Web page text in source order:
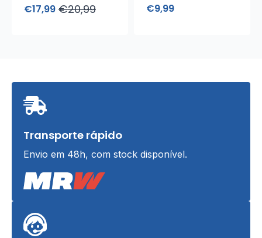
€20,99
O
€17,99
O
Elegante
€9,99
Transporte rápido
Envio em 48h, com stock disponível.